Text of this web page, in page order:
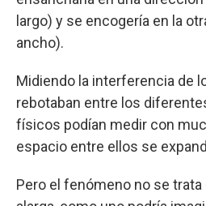
largo) y se encogería en la
ancho).
Midiendo la interferencia de
rebotaban entre los
físicos podían medir con
espacio entre ellos se
Pero el fenómeno no se